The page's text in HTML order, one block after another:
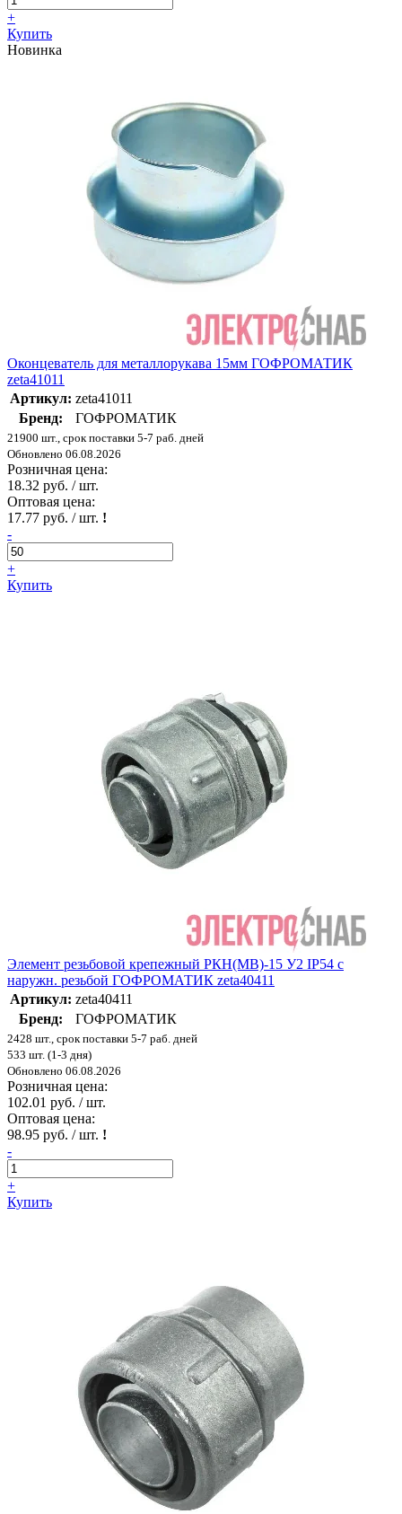
+
Купить
Новинка
Оконцеватель для металлорукава 15мм ГОФРОМАТИК
zeta41011
Артикул: zeta41011
Бренд:
ГОФРОМАТИК
21900 шт., срок поставки 5-7 раб. дней
Обновлено 06.08.2026
Розничная цена:
18.32 руб. / шт.
Оптовая цена:
17.77 руб. / шт. !
-
+
Купить
Элемент резьбовой крепежный РКН(МВ)-15 У2 IP54 с
наружн. резьбой ГОФРОМАТИК zeta40411
Артикул: zeta40411
Бренд:
ГОФРОМАТИК
2428 шт., срок поставки 5-7 раб. дней
533 шт. (1-3 дня)
Обновлено 06.08.2026
Розничная цена:
102.01 руб. / шт.
Оптовая цена:
98.95 руб. / шт. !
-
+
Купить